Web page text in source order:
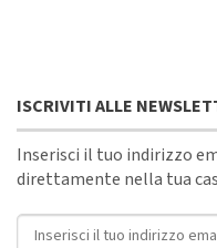
ISCRIVITI ALLE
Inserisci il tuo indirizzo
direttamente nella tua
Indirizzo email